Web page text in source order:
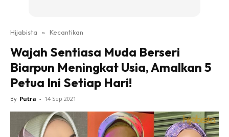
Hijabista » Kecantikan
Wajah Sentiasa Muda Berseri
Biarpun Meningkat Usia, Amalkan 5
Petua Ini Setiap Hari!
By Putra - 14 Sep 2021